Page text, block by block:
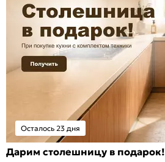
Осталось 23 дня
Дарим столешницу в подарок!